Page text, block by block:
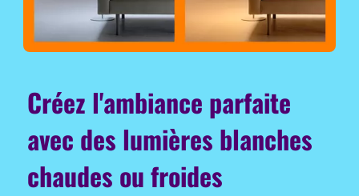
Créez l'ambiance parfaite
avec des lumières blanches
chaudes ou froides